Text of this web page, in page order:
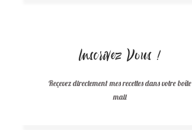
Inscrivez Vous !
Reçevez directement mes recettes dans votre boîte
mail